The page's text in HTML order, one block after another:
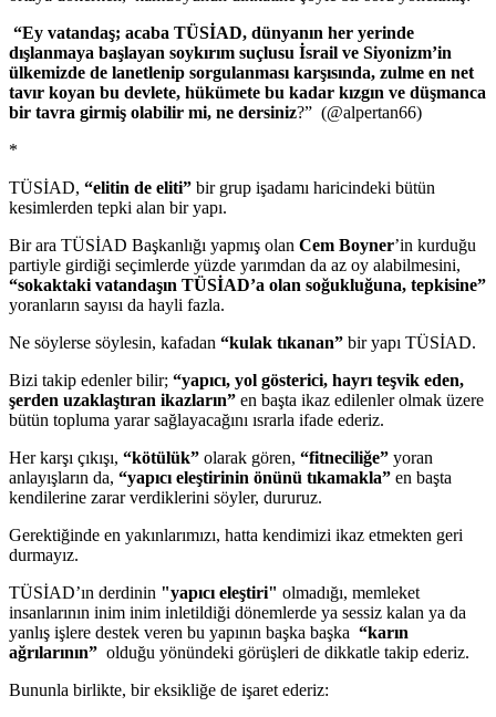
“Ey vatandaş; acaba TÜSİAD, dünyanın her yerinde
dışlanmaya başlayan soykırım suçlusu İsrail ve Siyonizm’in
ülkemizde de lanetlenip sorgulanması karşısında, zulme en net
tavır koyan bu devlete, hükümete bu kadar kızgın ve düşmanca
bir tavra girmiş olabilir mi, ne dersiniz?” (@alpertan66)
*
TÜSİAD, “elitin de eliti” bir grup işadamı haricindeki bütün
kesimlerden tepki alan bir yapı.
Bir ara TÜSİAD Başkanlığı yapmış olan Cem Boyner’in kurduğu
partiyle girdiği seçimlerde yüzde yarımdan da az oy alabilmesini,
“sokaktaki vatandaşın TÜSİAD’a olan soğukluğuna, tepkisine”
yoranların sayısı da hayli fazla.
Ne söylerse söylesin, kafadan “kulak tıkanan” bir yapı TÜSİAD.
Bizi takip edenler bilir; “yapıcı, yol gösterici, hayrı teşvik eden,
şerden uzaklaştıran ikazların” en başta ikaz edilenler olmak üzere
bütün topluma yarar sağlayacağını ısrarla ifade ederiz.
Her karşı çıkışı, “kötülük” olarak gören, “fitneciliğe” yoran
anlayışların da, “yapıcı eleştirinin önünü tıkamakla” en başta
kendilerine zarar verdiklerini söyler, dururuz.
Gerektiğinde en yakınlarımızı, hatta kendimizi ikaz etmekten geri
durmayız.
TÜSİAD’ın derdinin "yapıcı eleştiri" olmadığı, memleket
insanlarının inim inim inletildiği dönemlerde ya sessiz kalan ya da
yanlış işlere destek veren bu yapının başka başka “karın
ağrılarının” olduğu yönündeki görüşleri de dikkatle takip ederiz.
Bununla birlikte, bir eksikliğe de işaret ederiz: